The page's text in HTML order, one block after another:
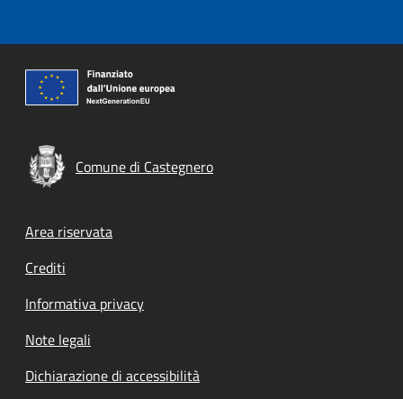
Comune di Castegnero
Footer menu
Area riservata
Crediti
Informativa privacy
Note legali
Dichiarazione di accessibilità